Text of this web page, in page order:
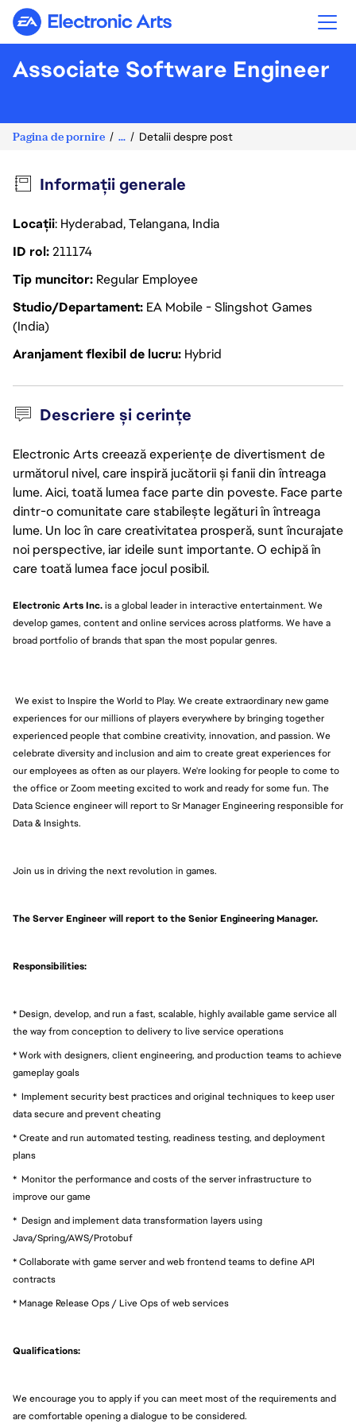
Electronic Arts
Associate Software Engineer
Pagina de pornire ... Detalii despre post
Informații generale
Locații: Hyderabad, Telangana, India
ID rol211174
Tip muncitor Regular Employee
Studio/Departament EA Mobile - Slingshot Games
(India)
Aranjament flexibil de lucru Hybrid
Descriere și cerințe
Electronic Arts creează experiențe de divertisment de
următorul nivel, care inspiră jucătorii și fanii din întreaga
lume. Aici, toată lumea face parte din poveste. Face parte
dintr-o comunitate care stabilește legături în întreaga
lume. Un loc în care creativitatea prosperă, sunt încurajate
noi perspective, iar ideile sunt importante. O echipă în
care toată lumea face jocul posibil.
Electronic Arts Inc.is a global leader in interactive entertainment. We
develop games, content and online services across platforms. We have a
broad portfolio of brands that span the most popular genres.
We exist to Inspire the World to Play. We create extraordinary new game
experiences for our millions of players everywhere by bringing together
experienced people that combine creativity, innovation, and passion. We
celebrate diversity and inclusion and aim to create great experiences for
our employees as often as our players. We're looking for people to come to
the office or Zoom meeting excited to work and ready for some fun. The
Data Science engineer will report to Sr Manager Engineering responsible for
Data & Insights.
Join us in driving the next revolution in games.
The Server Engineer will report to the Senior Engineering Manager.
Responsibilities:
* Design, develop, and run a fast, scalable, highly available game service all
the way from conception to delivery to live service operations
* Work with designers, client engineering, and production teams to achieve
gameplay goals
* Implement security best practices and original techniques to keep user
data secure and prevent cheating
* Create and run automated testing, readiness testing, and deployment
plans
* Monitor the performance and costs of the server infrastructure to
improve our game
* Design and implement data transformation layers using
Java/Spring/AWS/Protobuf
* Collaborate with game server and web frontend teams to define API
contracts
* Manage Release Ops / Live Ops of web services
Qualifications:
We encourage you to apply if you can meet most of the requirements and
are comfortable opening a dialogue to be considered.